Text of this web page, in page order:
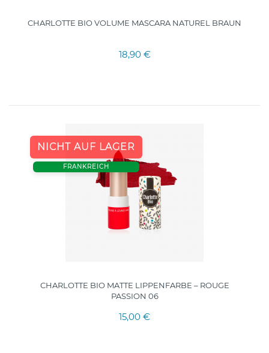
CHARLOTTE BIO VOLUME MASCARA NATUREL BRAUN
18,90 €
NICHT AUF LAGER
FRANKREICH
CHARLOTTE BIO MATTE LIPPENFARBE – ROUGE
PASSION 06
15,00 €